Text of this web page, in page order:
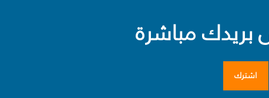
مباشرة
اشترك